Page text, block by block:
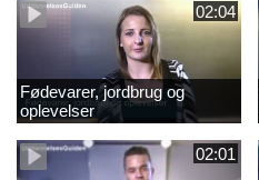
02:04
Fødevarer, jordbrug og
oplevelser
02:01